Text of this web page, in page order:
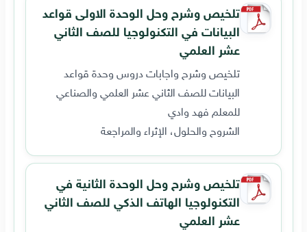
تلخيص وشرح وحل الوحدة الاولى قواعد
البيانات في التكنولوجيا للصف الثاني
عشر العلمي
تلخيص وشرح واجابات دروس وحدة قواعد
البيانات للصف الثاني عشر العلمي والصناعي
للمعلم فهد وادي
الشروح والحلول، الإثراء والمراجعة
تلخيص وشرح وحل الوحدة الثانية في
التكنولوجيا الهاتف الذكي للصف الثاني
عشر العلمي